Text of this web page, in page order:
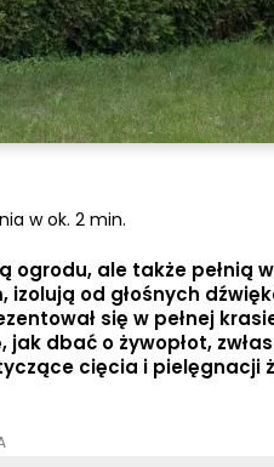
w ok. 2 min.
ogrodu, ale także pełnią
od głośnych
się w pełnej
dbać o żywopłot,
cięcia i pielęgnacji